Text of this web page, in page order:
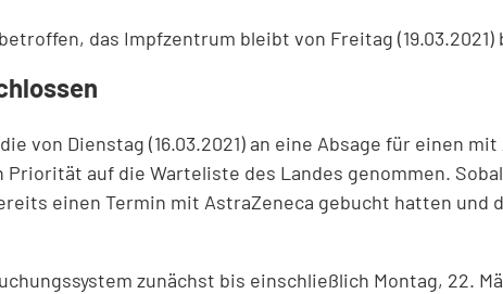
das Impfzentrum bleibt von Freitag (19.03.2021)
von Dienstag (16.03.2021) an eine Absage für einen
auf die Warteliste des Landes genommen.
einen Termin mit AstraZeneca gebucht hatten und
zunächst bis einschließlich Montag, 22.